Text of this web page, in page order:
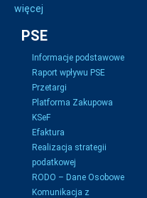
więcej
PSE
Informacje podstawowe
Raport wpływu PSE
Przetargi
Platforma Zakupowa
KSeF
Efaktura
Realizacja strategii
podatkowej
RODO – Dane Osobowe
Komunikacja z